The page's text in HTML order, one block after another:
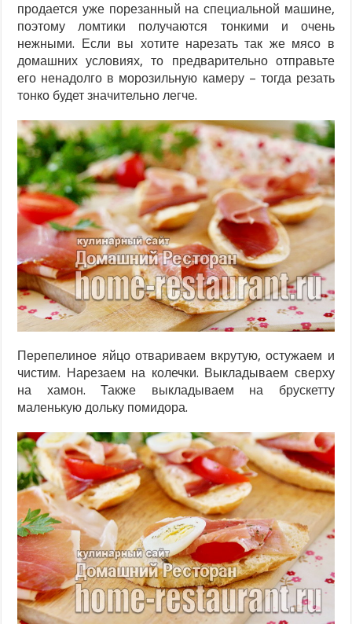
продается уже порезанный на специальной машине,
поэтому ломтики получаются тонкими и очень
нежными. Если вы хотите нарезать так же мясо в
домашних условиях, то предварительно отправьте
его ненадолго в морозильную камеру – тогда резать
тонко будет значительно легче.
Перепелиное яйцо отвариваем вкрутую, остужаем и
чистим. Нарезаем на колечки. Выкладываем сверху
на хамон. Также выкладываем на брускетту
маленькую дольку помидора.